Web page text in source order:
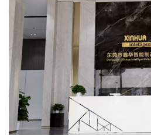
电源 220V AC
外形尺寸
(mm)
未明确
重量 (约) 未明确